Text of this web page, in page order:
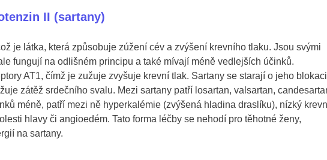
II (sartany)
je látka, která způsobuje zúžení cév a zvýšení krevního tlaku. Jsou svými
fungují na odlišném principu a také mívají méně vedlejších účinků.
AT1, čímž je zužuje zvyšuje krevní tlak. Sartany se starají o jeho
zátěž srdečního svalu. Mezi sartany patří losartan, valsartan,
méně, patří mezi ně hyperkalémie (zvýšená hladina draslíku), nízký
hlavy či angioedém. Tato forma léčby se nehodí pro těhotné ženy,
na sartany.